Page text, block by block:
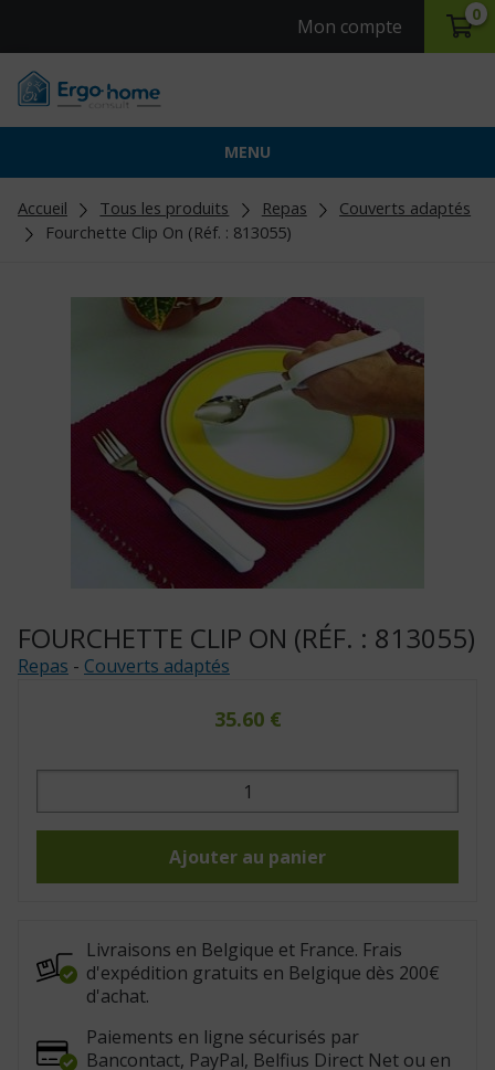
Mon compte
0
MENU
Accueil Tous les produits Repas
Couverts adaptés
Fourchette Clip On (Réf. : 813055)
FOURCHETTE CLIP ON (RÉF. : 813055)
Repas - Couverts adaptés
35.60 €
quantité
Fourchette
813055)
Ajouter au panier
Livraisons en Belgique et France. Frais
d'expédition gratuits en Belgique dès 200€
d'achat.
Paiements en ligne sécurisés par
Bancontact, PayPal, Belfius Direct Net ou en